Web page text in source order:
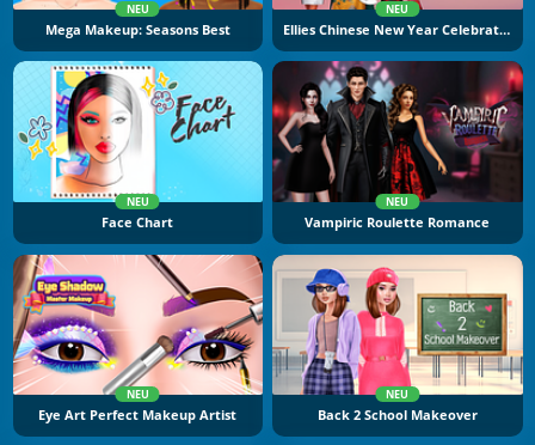
NEU
Mega Makeup: Seasons Best
NEU
Ellies Chinese New Year Celebration
NEU
Face Chart
NEU
Vampiric Roulette Romance
NEU
Eye Art Perfect Makeup Artist
NEU
Back 2 School Makeover